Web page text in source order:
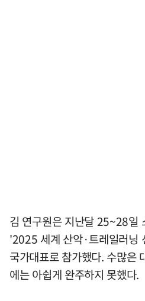
김 연구원은 지난달 25~28일
'2025 세계 산악·트레일러닝
국가대표로 참가했다. 수많은
에는 아쉽게 완주하지 못했다.